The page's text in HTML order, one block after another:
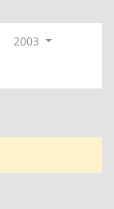
2003